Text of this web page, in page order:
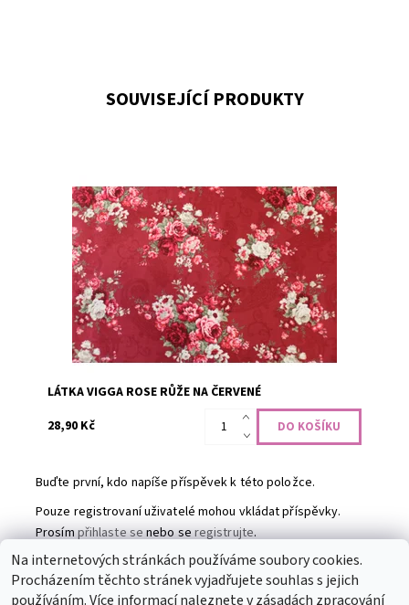
SOUVISEJÍCÍ PRODUKTY
100% bavlna, šíře 110 cm
Dostupnost:
Skladem
Kód:
CODE-2127
Značka:
STOF Fabrics
LÁTKA VIGGA ROSE RŮŽE NA ČERVENÉ
28,90 Kč
Buďte první, kdo napíše příspěvek k této položce.
Pouze registrovaní uživatelé mohou vkládat příspěvky.
Prosímpřihlaste senebo seregistrujte.
Partneři Toaletní papír Ubrousky Práce na doma
Na internetových stránkách používáme soubory cookies.
Procházením těchto stránek vyjadřujete souhlas s jejich
používáním. Více informací naleznete vzásadách zpracování